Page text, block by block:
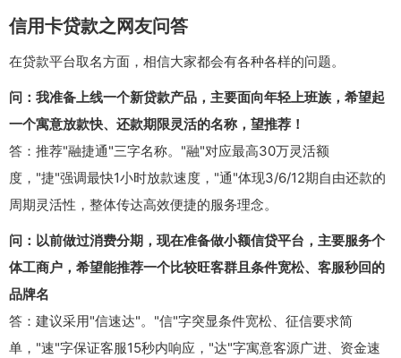
信用卡贷款之网友问答
在贷款平台取名方面，相信大家都会有各种各样的问题。
问：我准备上线一个新贷款产品，主要面向年轻上班族，希望起
一个寓意放款快、还款期限灵活的名称，望推荐！
答：推荐"融捷通"三字名称。"融"对应最高30万灵活额
度，"捷"强调最快1小时放款速度，"通"体现3/6/12期自由还款的
周期灵活性，整体传达高效便捷的服务理念。
问：以前做过消费分期，现在准备做小额信贷平台，主要服务个
体工商户，希望能推荐一个比较旺客群且条件宽松、客服秒回的
品牌名
答：建议采用"信速达"。"信"字突显条件宽松、征信要求简
单，"速"字保证客服15秒内响应，"达"字寓意客源广进、资金速